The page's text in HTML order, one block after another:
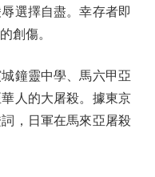
選擇自盡。幸存者即
創傷。
鐘靈中學、馬六甲亞
人的大屠殺。據東京
，日軍在馬來亞屠殺